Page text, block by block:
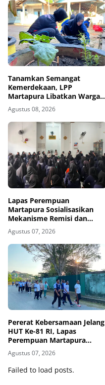
Tanamkan Semangat
Kemerdekaan, LPP
Martapura Libatkan Warga
Binaan dalam Gotong
Royong
Agustus 08, 2026
Lapas Perempuan
Martapura Sosialisasikan
Mekanisme Remisi dan
Integrasi kepada Warga
Binaan
Agustus 07, 2026
Pererat Kebersamaan Jelang
HUT Ke-81 RI, Lapas
Perempuan Martapura
Meriahkan Fun Walk
Bersama Kakanwil
Agustus 07, 2026
Failed to load posts.